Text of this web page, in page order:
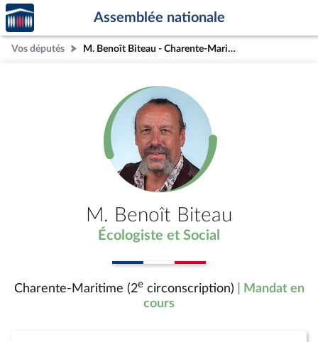
Aller au contenu
Aller en bas de la page
Accèder
à la
page
d'accueil
Assemblée nationale
Vos députés M. Benoît Biteau - Charente-Maritime (2e circonscription)
M. Benoît Biteau
Écologiste et Social
Charente-Maritime (2ecirconscription)
| Mandat en
cours